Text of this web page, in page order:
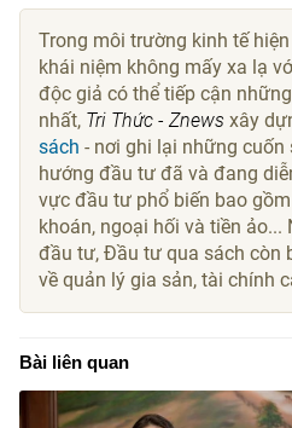
Trong môi trường kinh tế
khái niệm không mấy xa lạ
độc giả có thể tiếp cận
nhất, Tri Thức - Znews xây
sách - nơi ghi lại những cuốn
hướng đầu tư đã và đang
vực đầu tư phổ biến bao
khoán, ngoại hối và tiền ảo...
đầu tư, Đầu tư qua sách còn
về quản lý gia sản, tài chính
Bài liên quan